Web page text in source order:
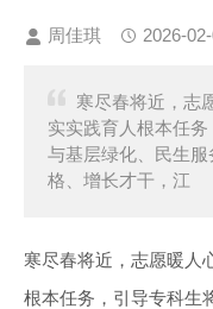
周佳琪 2026-
寒尽春将近，志
实实践育人根本任
与基层绿化、民生
格、增长才干，江
寒尽春将近，志愿暖人
根本任务，引导专科生